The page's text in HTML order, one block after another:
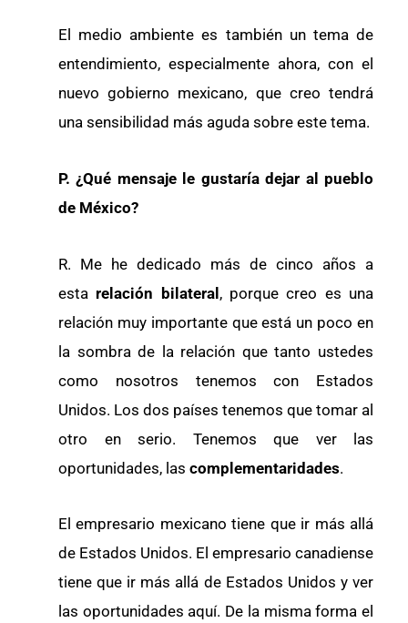
El medio ambiente es también un tema de
entendimiento, especialmente ahora, con el
nuevo gobierno mexicano, que creo tendrá
una sensibilidad más aguda sobre este tema.
P. ¿Qué mensaje le gustaría dejar al pueblo
de México?
R. Me he dedicado más de cinco años a
esta relación bilateral, porque creo es una
relación muy importante que está un poco en
la sombra de la relación que tanto ustedes
como nosotros tenemos con Estados
Unidos. Los dos países tenemos que tomar al
otro en serio. Tenemos que ver las
oportunidades, las complementaridades.
El empresario mexicano tiene que ir más allá
de Estados Unidos. El empresario canadiense
tiene que ir más allá de Estados Unidos y ver
las oportunidades aquí. De la misma forma el